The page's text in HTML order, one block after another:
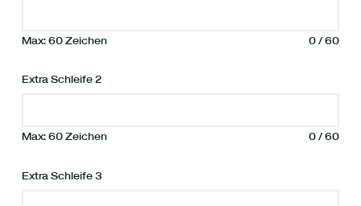
0 /60
Max: 60 Zeichen
Extra Schleife 2
0 /60
Max: 60 Zeichen
Extra Schleife 3